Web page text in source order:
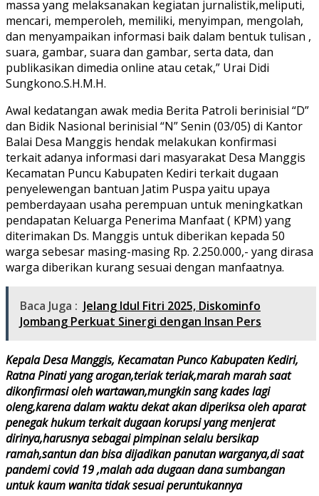
massa yang melaksanakan kegiatan jurnalistik,meliputi,
mencari, memperoleh, memiliki, menyimpan, mengolah,
dan menyampaikan informasi baik dalam bentuk tulisan ,
suara, gambar, suara dan gambar, serta data, dan
publikasikan dimedia online atau cetak,” Urai Didi
Sungkono.S.H.M.H.
Awal kedatangan awak media Berita Patroli berinisial “D”
dan Bidik Nasional berinisial “N” Senin (03/05) di Kantor
Balai Desa Manggis hendak melakukan konfirmasi
terkait adanya informasi dari masyarakat Desa Manggis
Kecamatan Puncu Kabupaten Kediri terkait dugaan
penyelewengan bantuan Jatim Puspa yaitu upaya
pemberdayaan usaha perempuan untuk meningkatkan
pendapatan Keluarga Penerima Manfaat ( KPM) yang
diterimakan Ds. Manggis untuk diberikan kepada 50
warga sebesar masing-masing Rp. 2.250.000,- yang dirasa
warga diberikan kurang sesuai dengan manfaatnya.
Baca Juga : Jelang Idul Fitri 2025, Diskominfo
Jombang Perkuat Sinergi dengan Insan Pers
Kepala Desa Manggis, Kecamatan Punco Kabupaten Kediri,
Ratna Pinati yang arogan,teriak teriak,marah marah saat
dikonfirmasi oleh wartawan,mungkin sang kades lagi
oleng,karena dalam waktu dekat akan diperiksa oleh aparat
penegak hukum terkait dugaan korupsi yang menjerat
dirinya,harusnya sebagai pimpinan selalu bersikap
ramah,santun dan bisa dijadikan panutan warganya,di saat
pandemi covid 19 ,malah ada dugaan dana sumbangan
untuk kaum wanita tidak sesuai peruntukannya